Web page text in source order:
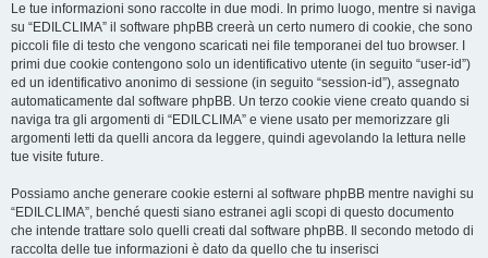
Le tue informazioni sono raccolte in due modi. In primo luogo, mentre si naviga
su “EDILCLIMA” il software phpBB creerà un certo numero di cookie, che sono
piccoli file di testo che vengono scaricati nei file temporanei del tuo browser. I
primi due cookie contengono solo un identificativo utente (in seguito “user-id”)
ed un identificativo anonimo di sessione (in seguito “session-id”), assegnato
automaticamente dal software phpBB. Un terzo cookie viene creato quando si
naviga tra gli argomenti di “EDILCLIMA” e viene usato per memorizzare gli
argomenti letti da quelli ancora da leggere, quindi agevolando la lettura nelle
tue visite future.
Possiamo anche generare cookie esterni al software phpBB mentre navighi su
“EDILCLIMA”, benché questi siano estranei agli scopi di questo documento
che intende trattare solo quelli creati dal software phpBB. Il secondo metodo di
raccolta delle tue informazioni è dato da quello che tu inserisci